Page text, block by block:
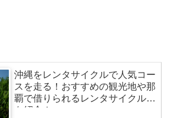
沖縄をレンタサイクルで人気コー
スを走る！おすすめの観光地や那
覇で借りられるレンタサイクル屋
を紹介！